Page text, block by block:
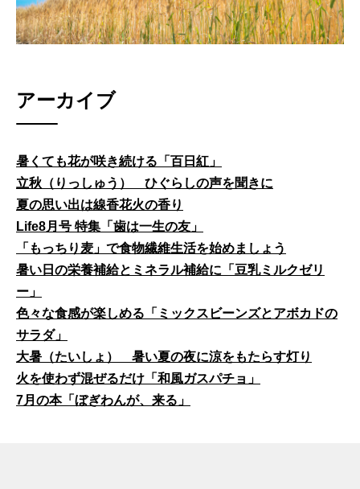
アーカイブ
暑くても花が咲き続ける「百日紅」
立秋（りっしゅう） ひぐらしの声を聞きに
夏の思い出は線香花火の香り
Life8月号 特集「歯は一生の友」
「もっちり麦」で食物繊維生活を始めましょう
暑い日の栄養補給とミネラル補給に「豆乳ミルクゼリ
ー」
色々な食感が楽しめる「ミックスビーンズとアボカドの
サラダ」
大暑（たいしょ） 暑い夏の夜に涼をもたらす灯り
火を使わず混ぜるだけ「和風ガスパチョ」
7月の本「ぼぎわんが、来る」